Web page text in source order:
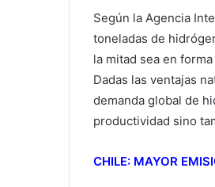
Según la Agencia
toneladas de
la mitad sea en
Dadas las ventajas
demanda global de
productividad sino
CHILE: MAYOR